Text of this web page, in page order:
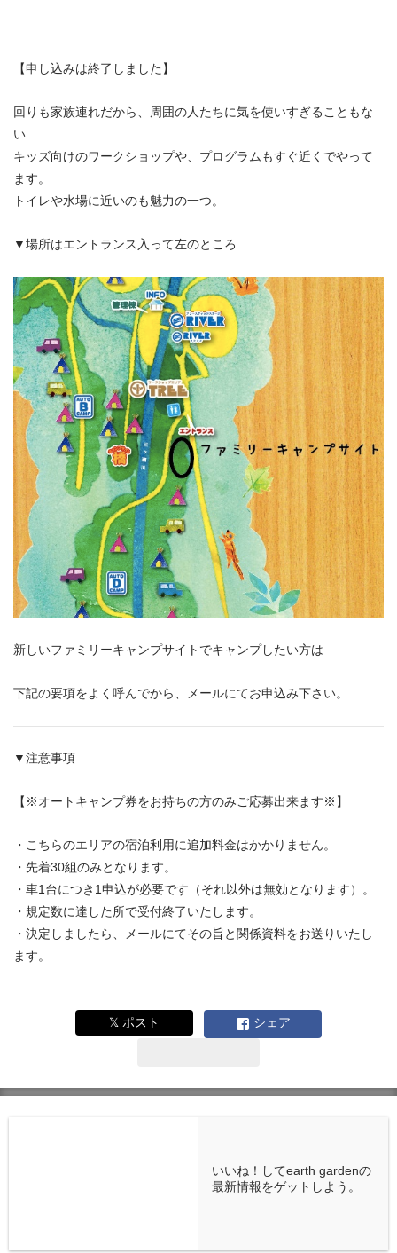
【申し込みは終了しました】
回りも家族連れだから、周囲の人たちに気を使いすぎることもな
い
キッズ向けのワークショップや、プログラムもすぐ近くでやって
ます。
トイレや水場に近いのも魅力の一つ。
▼場所はエントランス入って左のところ
新しいファミリーキャンプサイトでキャンプしたい方は
下記の要項をよく呼んでから、メールにてお申込み下さい。
▼注意事項
【※オートキャンプ券をお持ちの方のみご応募出来ます※】
・こちらのエリアの宿泊利用に追加料金はかかりません。
・先着30組のみとなります。
・車1台につき1申込が必要です（それ以外は無効となります）。
・規定数に達した所で受付終了いたします。
・決定しましたら、メールにてその旨と関係資料をお送りいたし
ます。
𝕏 ポスト シェア
いいね！してearth gardenの
最新情報をゲットしよう。